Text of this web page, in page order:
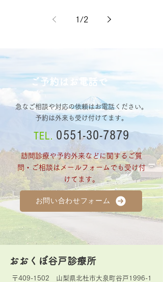
1 /2
ご予約はお電話で
急なご相談や対応の依頼はお電話ください。
予約は外来も受け付けてます。
TEL. 0551-30-7879
訪問診療や予約外来などに関するご質
問・ご相談はメールフォームでも受け付
けてます。
お問い合わせフォーム
おおくぼ谷戸診療所
〒409-1502 山梨県北杜市大泉町谷戸1996-1